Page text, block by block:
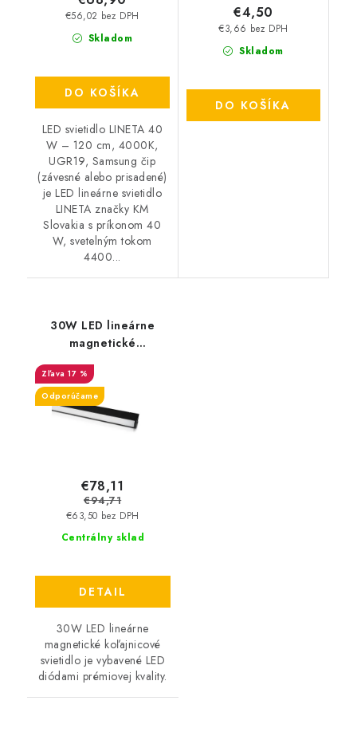
Skladom
€56,02 bez DPH
DO KOŠÍKA
LED svietidlo LINETA 40
W – 120 cm, 4000K,
UGR19, Samsung čip
(závesné alebo prisadené)
je LED lineárne svietidlo
LINETA značky KM
Slovakia s príkonom 40
W, svetelným tokom
4400...
Skladom
€3,66 bez DPH
€4,50
DO KOŠÍKA
30W LED lineárne
magnetické
2700lm - čierne
17 %
Odporúčame
Centrálny sklad
€63,50 bez DPH
€78,11
€94,71
DETAIL
30W LED lineárne
magnetické koľajnicové
svietidlo je vybavené LED
diódami prémiovej kvality.